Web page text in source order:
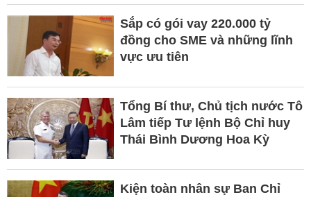
Sắp có gói vay 220.000 tỷ
đồng cho SME và những lĩnh
vực ưu tiên
Tổng Bí thư, Chủ tịch nước Tô
Lâm tiếp Tư lệnh Bộ Chỉ huy
Thái Bình Dương Hoa Kỳ
Kiện toàn nhân sự Ban Chỉ